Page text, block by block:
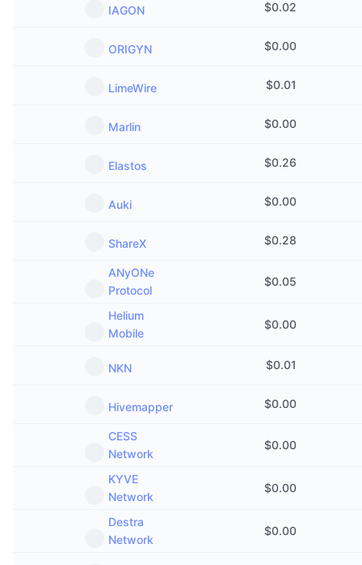
IAGON $0.02
ORIGYN $0.00
LimeWire $0.01
Marlin $0.00
Elastos $0.26
Auki $0.00
ShareX $0.28
ANyONe
Protocol
$0.05
Helium
Mobile
$0.00
NKN $0.01
Hivemapper $0.00
CESS
Network
$0.00
KYVE
Network
$0.00
Destra
Network
$0.00